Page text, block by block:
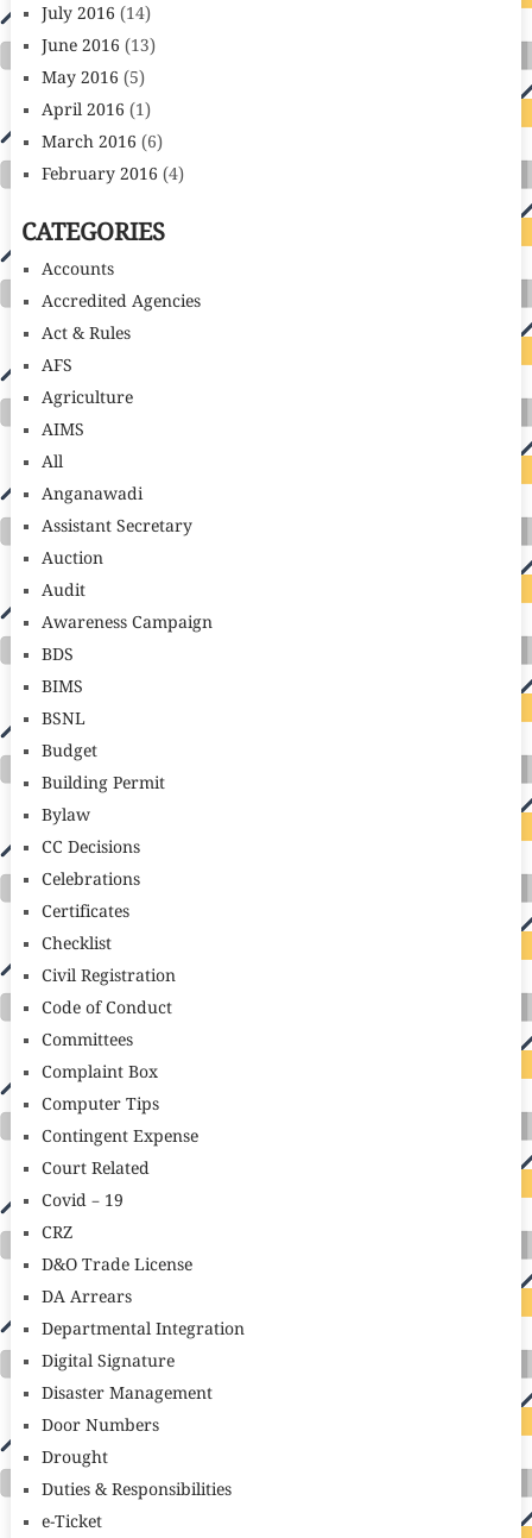
July 2016 (14)
June 2016 (13)
May 2016 (5)
April 2016 (1)
March 2016 (6)
February 2016 (4)
CATEGORIES
Accounts
Accredited Agencies
Act & Rules
AFS
Agriculture
AIMS
All
Anganawadi
Assistant Secretary
Auction
Audit
Awareness Campaign
BDS
BIMS
BSNL
Budget
Building Permit
Bylaw
CC Decisions
Celebrations
Certificates
Checklist
Civil Registration
Code of Conduct
Committees
Complaint Box
Computer Tips
Contingent Expense
Court Related
Covid – 19
CRZ
D&O Trade License
DA Arrears
Departmental Integration
Digital Signature
Disaster Management
Door Numbers
Drought
Duties & Responsibilities
e-Ticket